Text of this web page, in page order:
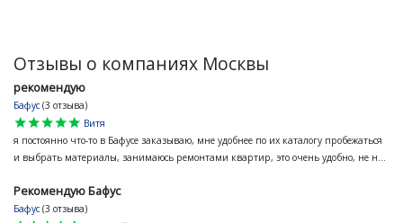
Отзывы о компаниях Москвы
рекомендую
Бафус (3 отзыва)
star
star
star
star
star
Витя
я постоянно что-то в Бафусе заказываю, мне удобнее по их каталогу пробежаться
и выбрать материалы, занимаюсь ремонтами квартир, это очень удобно, не н...
Рекомендую Бафус
Бафус (3 отзыва)